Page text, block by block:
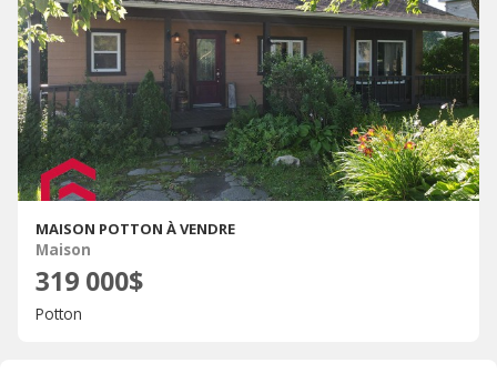
MAISON POTTON À VENDRE
Maison
319 000$
Potton